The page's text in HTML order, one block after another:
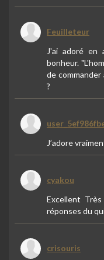
Feuilleteur
J'ai adoré en
bonheur.
de
?
J’adore
cyakou
Excellent
réponses du
crisouris